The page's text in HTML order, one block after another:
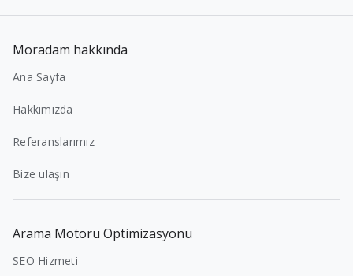
Moradam hakkında
Ana Sayfa
Hakkımızda
Referanslarımız
Bize ulaşın
Arama Motoru Optimizasyonu
SEO Hizmeti